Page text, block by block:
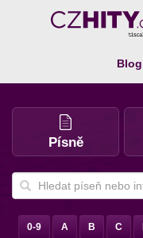
Blog
Písně
0-9 A B C